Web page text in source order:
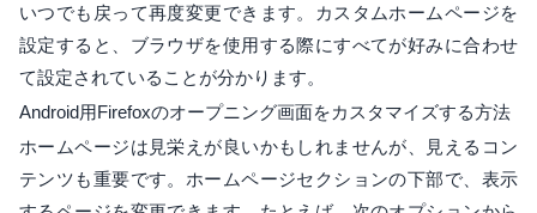
いつでも戻って再度変更できます。カスタムホームページを
設定すると、ブラウザを使用する際にすべてが好みに合わせ
て設定されていることが分かります。
Android用Firefoxのオープニング画面をカスタマイズする方法
ホームページは見栄えが良いかもしれませんが、見えるコン
テンツも重要です。ホームページセクションの下部で、表示